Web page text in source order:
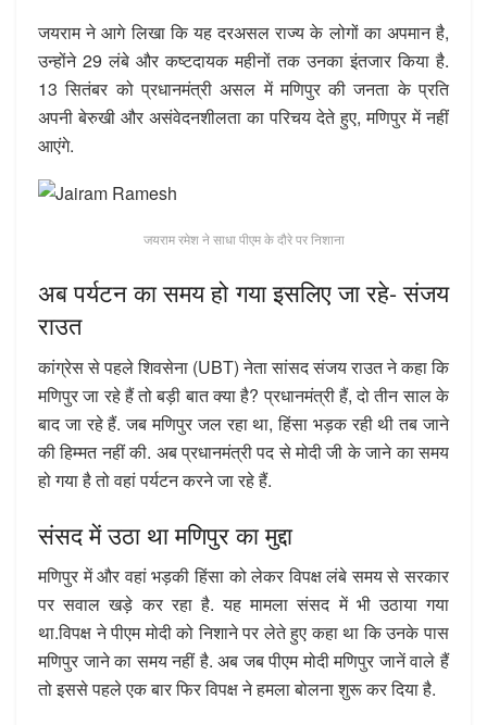
जयराम ने आगे लिखा कि यह दरअसल राज्य के लोगों का अपमान है,
उन्होंने 29 लंबे और कष्टदायक महीनों तक उनका इंतजार किया है.
13 सितंबर को प्रधानमंत्री असल में मणिपुर की जनता के प्रति
अपनी बेरुखी और असंवेदनशीलता का परिचय देते हुए, मणिपुर में नहीं
आएंगे.
जयराम रमेश ने साधा पीएम के दौरे पर निशाना
अब पर्यटन का समय हो गया इसलिए जा रहे- संजय
राउत
कांग्रेस से पहले शिवसेना (UBT) नेता सांसद संजय राउत ने कहा कि
मणिपुर जा रहे हैं तो बड़ी बात क्या है? प्रधानमंत्री हैं, दो तीन साल के
बाद जा रहे हैं. जब मणिपुर जल रहा था, हिंसा भड़क रही थी तब जाने
की हिम्मत नहीं की. अब प्रधानमंत्री पद से मोदी जी के जाने का समय
हो गया है तो वहां पर्यटन करने जा रहे हैं.
संसद में उठा था मणिपुर का मुद्दा
मणिपुर में और वहां भड़की हिंसा को लेकर विपक्ष लंबे समय से सरकार
पर सवाल खड़े कर रहा है. यह मामला संसद में भी उठाया गया
था.विपक्ष ने पीएम मोदी को निशाने पर लेते हुए कहा था कि उनके पास
मणिपुर जाने का समय नहीं है. अब जब पीएम मोदी मणिपुर जानें वाले हैं
तो इससे पहले एक बार फिर विपक्ष ने हमला बोलना शुरू कर दिया है.